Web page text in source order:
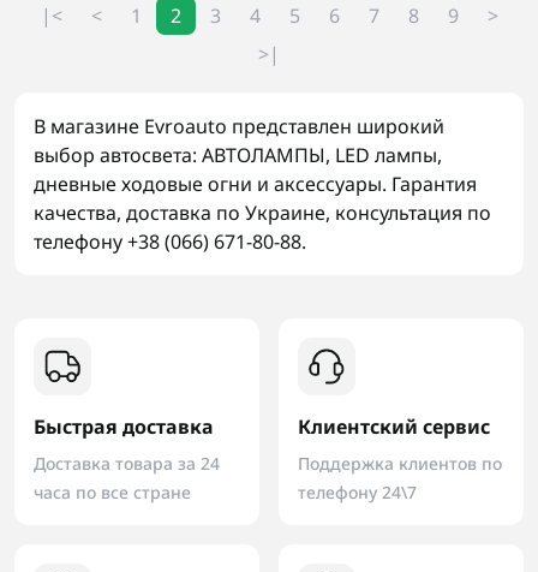
|< < 1 2 3 4 5 6 7 8 9
>
>|
В магазине Evroauto представлен широкий
выбор автосвета: АВТОЛАМПЫ, LED лампы,
дневные ходовые огни и аксессуары. Гарантия
качества, доставка по Украине, консультация по
телефону +38 (066) 671-80-88.
Быстрая доставка
Доставка товара за 24
часа по все стране
Клиентский сервис
Поддержка клиентов по
телефону 24\7